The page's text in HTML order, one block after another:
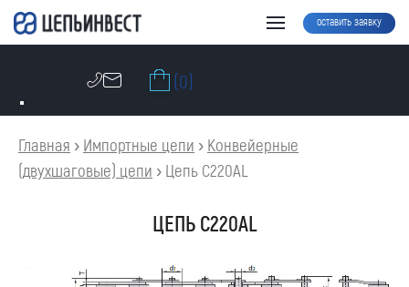
оставить заявку
(0)
Главная › Импортные цепи › Конвейерные
(двухшаговые) цепи › Цепь C220AL
ЦЕПЬ C220AL